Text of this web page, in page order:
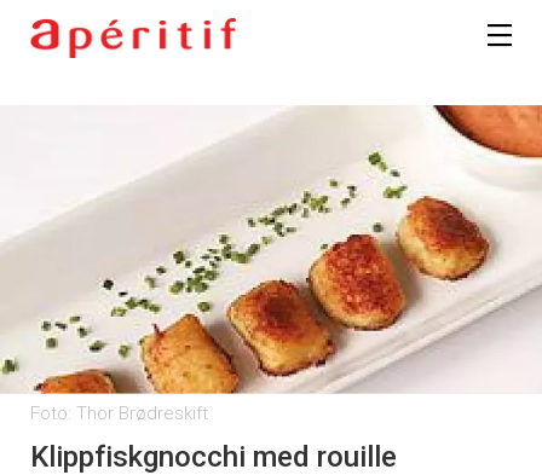
Foto: Thor Brødreskift
Klippfiskgnocchi med rouille